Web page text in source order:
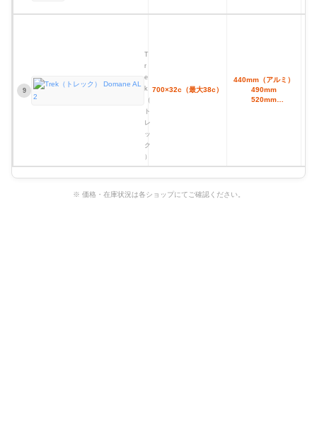
540mm
9
k
ク）
D
o
m
a
n
A
T
r
e
k
（
ト
レ
ッ
ク
）
700×32c（最大38c）
440mm（アルミ）
490mm
520mm
※ 価格・在庫状況は各ショップにてご確認ください。